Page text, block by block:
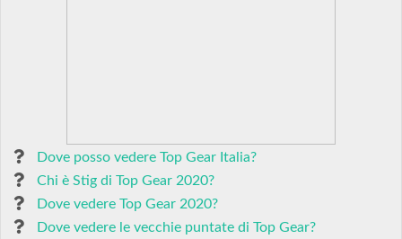
Dove posso vedere Top Gear Italia?
Chi è Stig di Top Gear 2020?
Dove vedere Top Gear 2020?
Dove vedere le vecchie puntate di Top Gear?